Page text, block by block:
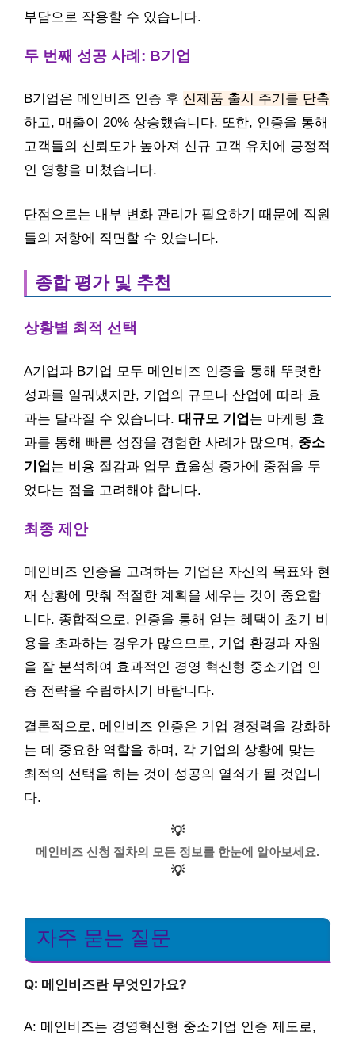
부담으로 작용할 수 있습니다.
두 번째 성공 사례: B기업
B기업은 메인비즈 인증 후 신제품 출시 주기를 단축
하고, 매출이 20% 상승했습니다. 또한, 인증을 통해
고객들의 신뢰도가 높아져 신규 고객 유치에 긍정적
인 영향을 미쳤습니다.
단점으로는 내부 변화 관리가 필요하기 때문에 직원
들의 저항에 직면할 수 있습니다.
종합 평가 및 추천
상황별 최적 선택
A기업과 B기업 모두 메인비즈 인증을 통해 뚜렷한
성과를 일궈냈지만, 기업의 규모나 산업에 따라 효
과는 달라질 수 있습니다. 대규모 기업 는 마케팅 효
과를 통해 빠른 성장을 경험한 사례가 많으며, 중소
기업 는 비용 절감과 업무 효율성 증가에 중점을 두
었다는 점을 고려해야 합니다.
최종 제안
메인비즈 인증을 고려하는 기업은 자신의 목표와 현
재 상황에 맞춰 적절한 계획을 세우는 것이 중요합
니다. 종합적으로, 인증을 통해 얻는 혜택이 초기 비
용을 초과하는 경우가 많으므로, 기업 환경과 자원
을 잘 분석하여 효과적인 경영 혁신형 중소기업 인
증 전략을 수립하시기 바랍니다.
결론적으로, 메인비즈 인증은 기업 경쟁력을 강화하
는 데 중요한 역할을 하며, 각 기업의 상황에 맞는
최적의 선택을 하는 것이 성공의 열쇠가 될 것입니
다.
💡
메인비즈 신청 절차의 모든 정보를 한눈에 알아보세요.
💡
자주 묻는 질문
Q: 메인비즈란 무엇인가요?
A: 메인비즈는 경영혁신형 중소기업 인증 제도로,